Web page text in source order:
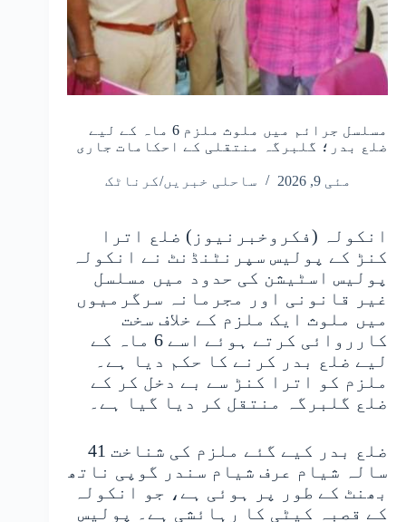
مسلسل جرائم میں ملوث ملزم 6 ماہ کے لیے
ضلع بدر؛ گلبرگہ منتقلی کے احکامات جاری
مئی 9, 2026 ساحلی خبریں/کرناٹک
انکولہ (فکروخبرنیوز) ضلع اترا
کنڑ کے پولیس سپرنٹنڈنٹ نے انکولہ
پولیس اسٹیشن کی حدود میں مسلسل
غیر قانونی اور مجرمانہ سرگرمیوں
میں ملوث ایک ملزم کے خلاف سخت
کارروائی کرتے ہوئے اسے 6 ماہ کے
لیے ضلع بدر کرنے کا حکم دیا ہے۔
ملزم کو اترا کنڑ سے بے دخل کر کے
ضلع گلبرگہ منتقل کر دیا گیا ہے۔
ضلع بدر کیے گئے ملزم کی شناخت 41
سالہ شیام عرف شیام سندر گوپی ناتھ
بھنٹ کے طور پر ہوئی ہے، جو انکولہ
کے قصبہ کیٹی کا رہائشی ہے۔ پولیس